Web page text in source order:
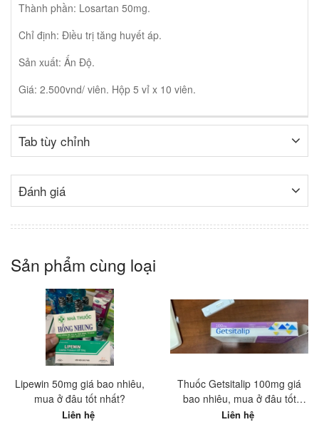
Thành phần: Losartan 50mg.
Chỉ định: Điều trị tăng huyết áp.
Sản xuất: Ấn Độ.
Giá: 2.500vnd/ viên. Hộp 5 vỉ x 10 viên.
Tab tùy chỉnh
Đánh giá
Sản phẩm cùng loại
Lipewin 50mg giá bao nhiêu,
mua ở đâu tốt nhất?
Liên hệ
Thuốc Getsitalip 100mg giá
bao nhiêu, mua ở đâu tốt
nhất?
Liên hệ